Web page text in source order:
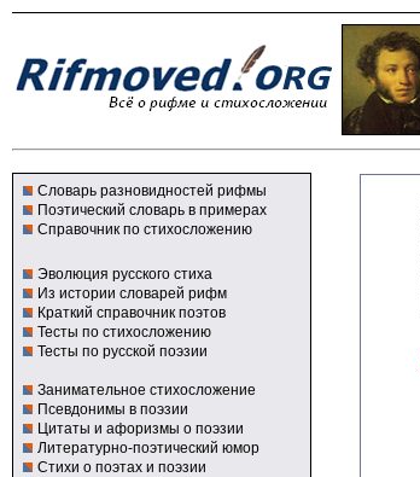
Словарь разновидностей рифмы
Поэтический словарь в примерах
Справочник по стихосложению
Эволюция русского стиха
Из истории словарей рифм
Краткий справочник поэтов
Тесты по стихосложению
Тесты по русской поэзии
Занимательное стихосложение
Псевдонимы в поэзии
Цитаты и афоризмы о поэзии
Литературно-поэтический юмор
Стихи о поэтах и поэзии